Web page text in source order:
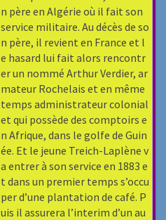
n père en Algérie où il fait son
service militaire. Au décès de so
n père, il revient en France et l
e hasard lui fait alors rencontr
er un nommé Arthur Verdier, ar
mateur Rochelais et en même
temps administrateur colonial
et qui possède des comptoirs e
n Afrique, dans le golfe de Guin
ée. Et le jeune Treich-Laplène v
a entrer à son service en 1883 e
t dans un premier temps s’occu
per d’une plantation de café. P
uis il assurera l’interim d’un au